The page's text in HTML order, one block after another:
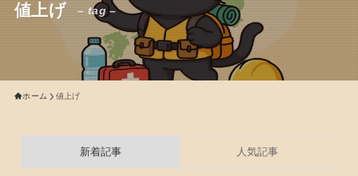
値上げ – tag –
ホーム 値上げ
新着記事 人気記事